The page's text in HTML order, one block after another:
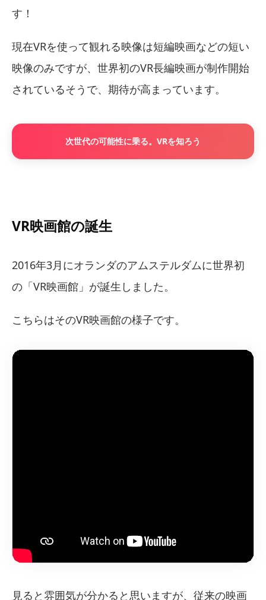
す！
現在VRを使って観れる映像は短編映画などの短い
映像のみですが、世界初のVR長編映画が制作開始
されているそうで、期待が高まっています。
次世代の可能性に乗る。VRを知ろう
VR映画館の誕生
2016年3月にオランダのアムステルダムに世界初
の「VR映画館」が誕生しました。
こちらはそのVR映画館の様子です。
見ると雰囲気が分かると思いますが、従来の映画